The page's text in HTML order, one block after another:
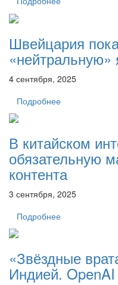
Швейцария
4 сентября, 2025
Подробнее
В китайском
обязательную
контента
3 сентября, 2025
Подробнее
«Звёздные
Индией.